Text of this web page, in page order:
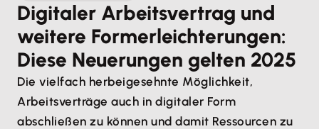
Digitaler Arbeitsvertrag und
weitere Formerleichterungen:
Diese Neuerungen gelten 2025
Die vielfach herbeigesehnte Möglichkeit,
Arbeitsverträge auch in digitaler Form
abschließen zu können und damit Ressourcen zu